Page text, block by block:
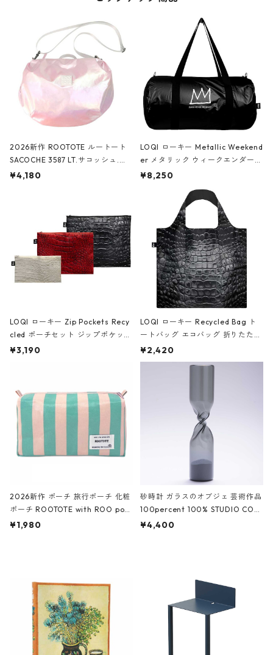
2026新作 ROOTOTE ルートート
SACOCHE 3587 LT.サコッシュ.ル
ミエ-B ショルダーバッグ グロスピ
¥4,180
LOQI ローキー Metallic Weekend
er メタリック ウィークエンダー
ボストンバッグ ショルダーバッグ
Black ジャン=ミッシェル・バスキ
ア/クラウン ブラック
¥8,250
LOQI ローキー Zip Pockets Recy
cled ポーチセット ジップポケット
ファスナーポーチ 撥水加工 トラベ
ーガンディー、オフホワイト
¥3,190
LOQI ローキー Recycled Bag ト
ートバッグ エコバッグ 折りたたみ
大きめ 撥水加工 収納ポーチ CRO
CODILE/Black クロコダイル/ブラ
¥2,420
2026新作 ポーチ 旅行ポーチ 化粧
ポーチ ROOTOTE with ROO pou
ch 3532 ルートート WR.ポーチ.ラ
¥1,980
砂時計 ガラスのオブジェ 芸術作品
100percent 100% STUDIO COH
AKU Timeless 100パーセント ス
¥4,400